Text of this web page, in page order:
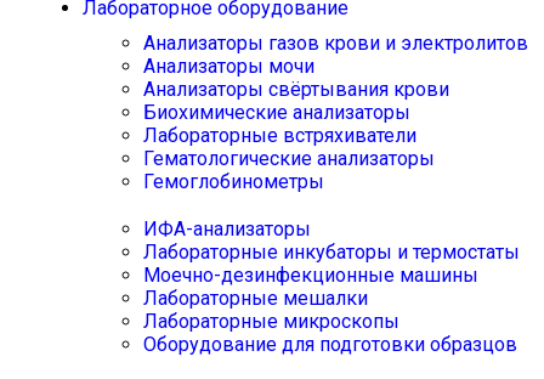
Лабораторное оборудование
Анализаторы газов крови и электролитов
Анализаторы мочи
Анализаторы свёртывания крови
Биохимические анализаторы
Лабораторные встряхиватели
Гематологические анализаторы
Гемоглобинометры
ИФА-анализаторы
Лабораторные инкубаторы и термостаты
Моечно-дезинфекционные машины
Лабораторные мешалки
Лабораторные микроскопы
Оборудование для подготовки образцов